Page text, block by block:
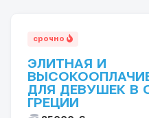
срочно
ЭЛИТНАЯ И
ДЛЯ ДЕВУШЕК В
ГРЕЦИИ